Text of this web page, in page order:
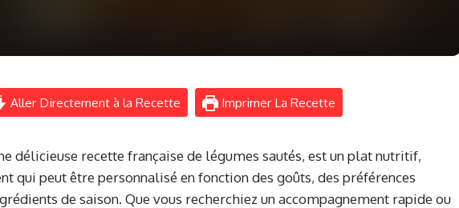
Aller Directement à la Recette Imprimer La Recette
délicieuse recette française de légumes sautés, est un plat nutritif,
qui peut être personnalisé en fonction des goûts, des préférences
de saison. Que vous recherchiez un accompagnement rapide ou